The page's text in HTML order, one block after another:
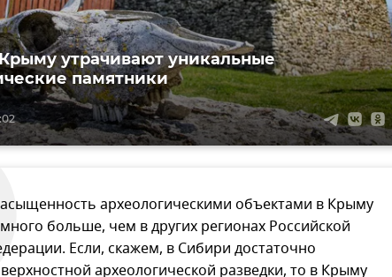
утрачивают уникальные
памятники
археологическими объектами в Крыму
больше, чем в других регионах Российской
Если, скажем, в Сибири достаточно
археологической разведки, то в Крыму